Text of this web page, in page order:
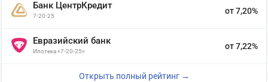
Банк ЦентрКредит
7-20-25
от 7,20%
Евразийский банк
Ипотека «7-20-25»
от 7,22%
Открыть полный рейтинг →